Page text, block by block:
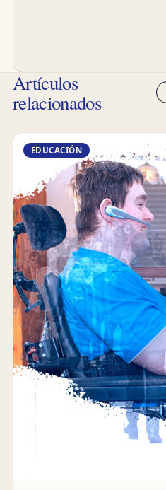
Artículos
relacionados
EDUCACIÓN